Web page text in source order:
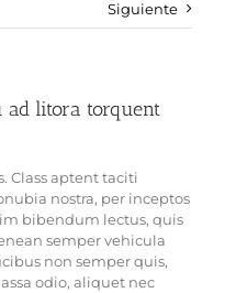
Siguiente
ad litora torquent
Class aptent taciti
nostra, per inceptos
bibendum lectus, quis
semper vehicula
non semper quis,
odio, aliquet nec